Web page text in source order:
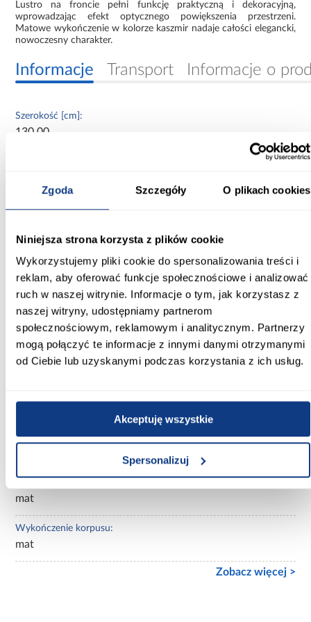
Zgoda Szczegóły O plikach cookies
Niniejsza strona korzysta z plików cookie
Wykorzystujemy pliki cookie do spersonalizowania treści i
reklam, aby oferować funkcje społecznościowe i analizować
ruch w naszej witrynie. Informacje o tym, jak korzystasz z
naszej witryny, udostępniamy partnerom
społecznościowym, reklamowym i analitycznym. Partnerzy
mogą połączyć te informacje z innymi danymi otrzymanymi
od Ciebie lub uzyskanymi podczas korzystania z ich usług.
Akceptuję wszystkie
Spersonalizuj
Lustro na froncie pełni funkcję praktyczną i dekoracyjną,
wprowadzając efekt optycznego powiększenia przestrzeni.
Matowe wykończenie w kolorze kaszmir nadaje całości elegancki,
nowoczesny charakter.
Informacje Transport Informacje o
Szerokość [cm]:
130.00
Wysokość [cm]:
kaszmir
Kolor korpusu:
kaszmir
Wybarwienie:
beżowe
z lustrem
Ilość drzwi:
mat
Wykończenie korpusu:
mat
Zobacz więcej >